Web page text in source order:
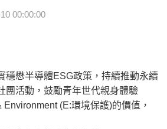
00:00:00
穩懋半導體ESG政策，持續推動永續
團活動，鼓勵青年世代親身體驗
(E:環境保護)的價值，